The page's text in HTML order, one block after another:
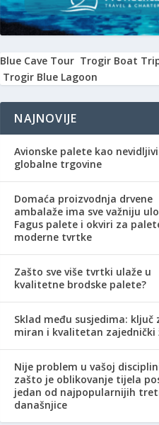
Blue Cave Tour Trogir Boat
Trogir Blue Lagoon
NAJNOVIJE
Avionske palete kao
globalne trgovine
Domaća proizvodnja drvene
ambalaže ima sve važniju
Fagus palete i okviri za
moderne tvrtke
Zašto sve više tvrtki ulaže u
kvalitetne brodske palete?
Sklad među susjedima: ključ
miran i kvalitetan zajednički
Nije problem u vašoj
zašto je oblikovanje tijela
jedan od najpopularnijih
današnjice